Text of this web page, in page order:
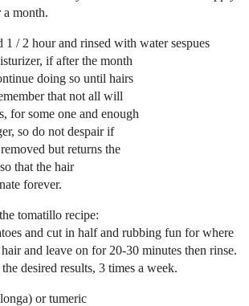
month.
1 / 2 hour and rinsed with water sespues
if after the month
doing so until hairs
that not all will
for some one and enough
so do not despair if
but returns the
that the hair
forever.
tomatillo recipe:
and cut in half and rubbing fun for where
and leave on for 20-30 minutes then rinse.
desired results, 3 times a week.
or tumeric